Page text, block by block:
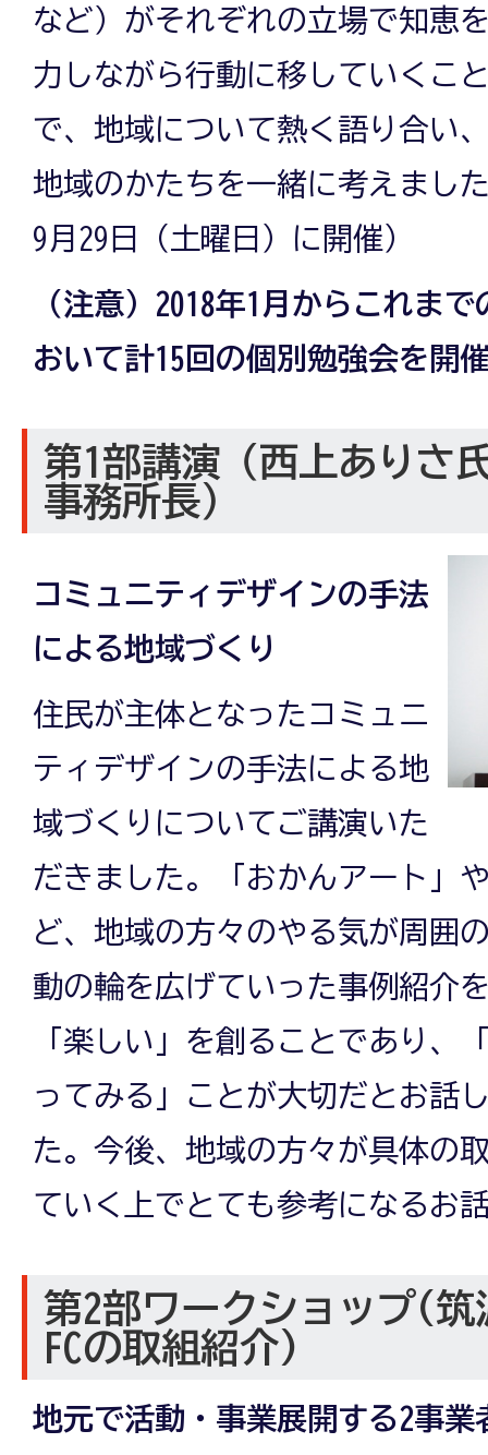
など）がそれぞれの立場で知恵
力しながら行動に移していくこ
で、地域について熱く語り合い
地域のかたちを一緒に考えまし
9月29日（土曜日）に開催）
（注意）2018年1月からこれま
おいて計15回の個別勉強会を開
第1部講演（西上ありさ
事務所長）
コミュニティデザインの手法
による地域づくり
住民が主体となったコミュニ
ティデザインの手法による地
域づくりについてご講演いた
だきました。「おかんアート」
ど、地域の方々のやる気が周囲
動の輪を広げていった事例紹介
「楽しい」を創ることであり、
ってみる」ことが大切だとお話
た。今後、地域の方々が具体の
ていく上でとても参考になるお
第2部ワークショップ(筑
FCの取組紹介)
地元で活動・事業展開する2事